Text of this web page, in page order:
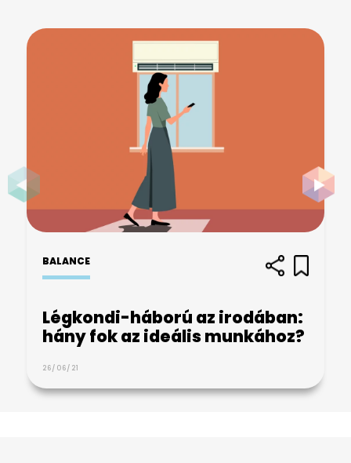
BALANCE
Légkondi-háború az irodában:
hány fok az ideális munkához?
26/06/21